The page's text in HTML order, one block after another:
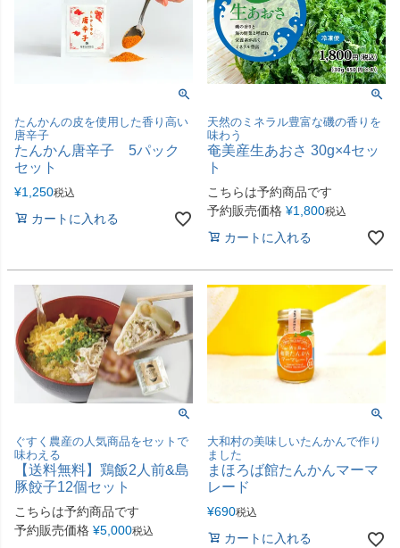
たんかんの皮を使用した香り高い
唐辛子
たんかん唐辛子 5パック
セット
¥1,250税込
カートに入れる
天然のミネラル豊富な磯の香りを
味わう
奄美産生あおさ 30g×4セッ
ト
こちらは予約商品です
予約販売価格 ¥1,800税込
カートに入れる
ぐすく農産の人気商品をセットで
味わえる
【送料無料】鶏飯2人前&島
豚餃子12個セット
こちらは予約商品です
予約販売価格 ¥5,000税込
大和村の美味しいたんかんで作り
ました
まほろば館たんかんマーマ
レード
¥690税込
カートに入れる